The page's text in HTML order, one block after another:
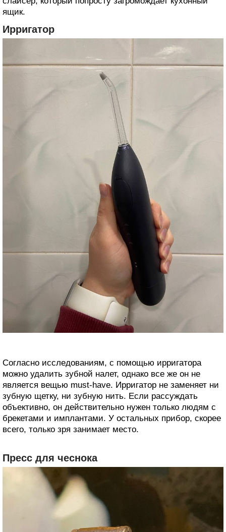
ящик.
Ирригатор
Согласно исследованиям, с помощью ирригатора
можно удалить зубной налет, однако все же он не
является вещью must-have. Ирригатор не заменяет ни
зубную щетку, ни зубную нить. Если рассуждать
объективно, он действительно нужен только людям с
брекетами и имплантами. У остальных прибор, скорее
всего, только зря занимает место.
Пресс для чеснока